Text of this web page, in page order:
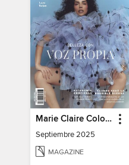
Marie Claire Colombia
Septiembre 2025
MAGAZINE